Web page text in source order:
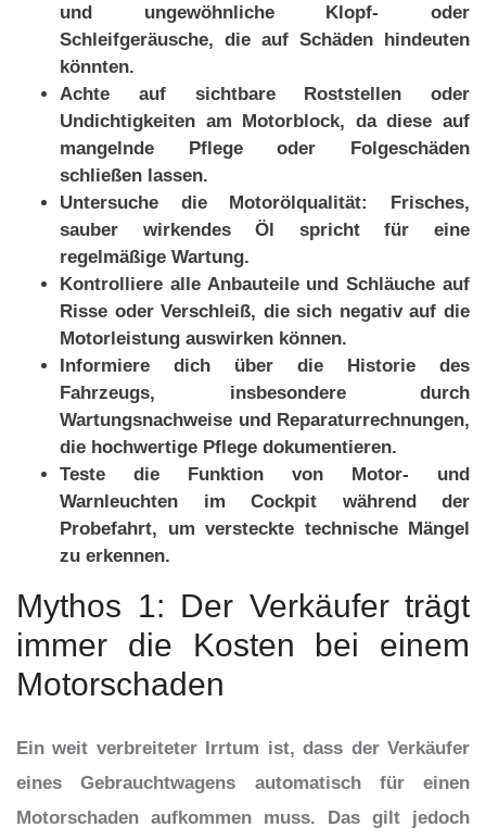
und ungewöhnliche Klopf- oder
Schleifgeräusche, die auf Schäden hindeuten
könnten.
Achte auf sichtbare Roststellen oder
Undichtigkeiten am Motorblock, da diese auf
mangelnde Pflege oder Folgeschäden
schließen lassen.
Untersuche die Motorölqualität: Frisches,
sauber wirkendes Öl spricht für eine
regelmäßige Wartung.
Kontrolliere alle Anbauteile und Schläuche auf
Risse oder Verschleiß, die sich negativ auf die
Motorleistung auswirken können.
Informiere dich über die Historie des
Fahrzeugs, insbesondere durch
Wartungsnachweise und Reparaturrechnungen,
die hochwertige Pflege dokumentieren.
Teste die Funktion von Motor- und
Warnleuchten im Cockpit während der
Probefahrt, um versteckte technische Mängel
zu erkennen.
Mythos 1: Der Verkäufer trägt
immer die Kosten bei einem
Motorschaden
Ein weit verbreiteter Irrtum ist, dass der Verkäufer
eines Gebrauchtwagens automatisch für einen
Motorschaden aufkommen muss. Das gilt jedoch